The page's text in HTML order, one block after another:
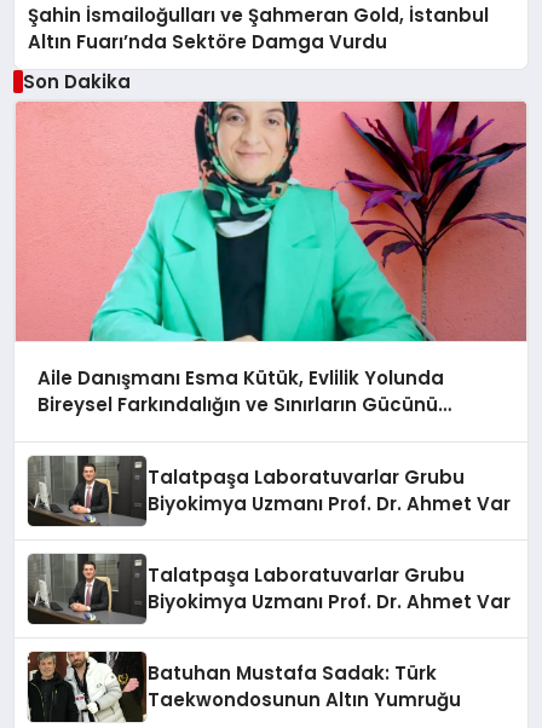
Şahin İsmailoğulları ve Şahmeran Gold, İstanbul
Altın Fuarı’nda Sektöre Damga Vurdu
Son Dakika
Aile Danışmanı Esma Kütük, Evlilik Yolunda
Bireysel Farkındalığın ve Sınırların Gücünü
Talatpaşa Laboratuvarlar Grubu
Biyokimya Uzmanı Prof. Dr. Ahmet Var
Talatpaşa Laboratuvarlar Grubu
Biyokimya Uzmanı Prof. Dr. Ahmet Var
Batuhan Mustafa Sadak: Türk
Taekwondosunun Altın Yumruğu